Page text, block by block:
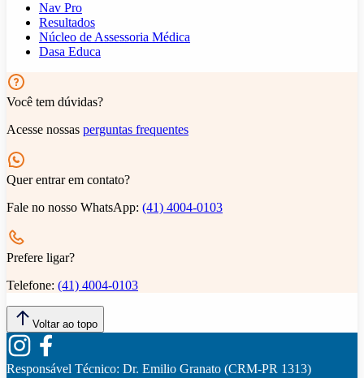
Nav Pro
Resultados
Núcleo de Assessoria Médica
Dasa Educa
Você tem dúvidas?
Acesse nossas perguntas frequentes
Quer entrar em contato?
Fale no nosso WhatsApp: (41) 4004-0103
Prefere ligar?
Telefone: (41) 4004-0103
Voltar ao topo
Responsável Técnico: Dr. Emilio Granato (CRM-PR 1313)